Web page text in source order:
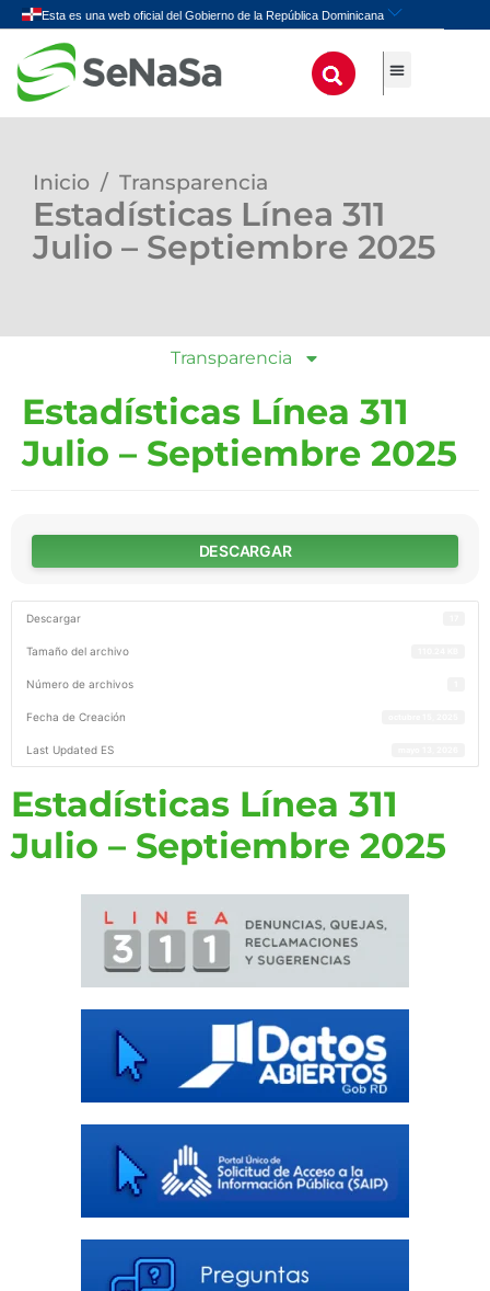
Inicio / Transparencia
Estadísticas Línea 311
Julio – Septiembre 2025
Transparencia
Estadísticas Línea 311
Julio – Septiembre 2025
DESCARGAR
Descargar
Tamaño del archivo
Número de archivos
Fecha de Creación
Last Updated ES
Estadísticas Línea 311
Julio – Septiembre 2025